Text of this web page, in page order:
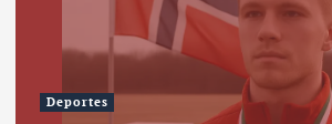
Deportes